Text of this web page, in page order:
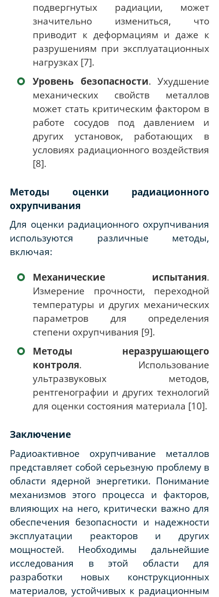
подвергнутых радиации, может
значительно измениться, что
приводит к деформациям и даже к
разрушениям при эксплуатационных
нагрузках [7].
Уровень безопасности. Ухудшение
механических свойств металлов
может стать критическим фактором в
работе сосудов под давлением и
других установок, работающих в
условиях радиационного воздействия
[8].
Методы оценки радиационного
охрупчивания
Для оценки радиационного охрупчивания
используются различные методы,
включая:
Механические испытания.
Измерение прочности, переходной
температуры и других механических
параметров для определения
степени охрупчивания [9].
Методы неразрушающего
контроля. Использование
ультразвуковых методов,
рентгенографии и других технологий
для оценки состояния материала [10].
Заключение
Радиоактивное охрупчивание металлов
представляет собой серьезную проблему в
области ядерной энергетики. Понимание
механизмов этого процесса и факторов,
влияющих на него, критически важно для
обеспечения безопасности и надежности
эксплуатации реакторов и других
мощностей. Необходимы дальнейшие
исследования в этой области для
разработки новых конструкционных
материалов, устойчивых к радиационным